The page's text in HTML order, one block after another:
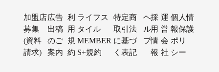
加盟店
募集
(資料
請求)
広告
出稿
のご
案内
利
用
規
約
ライフス
タイル
MEMBER
S+規約
特定商
取引法
に基づ
く表記
ヘ
ル
プ
採
用
情
報
運
営
会
社
個人情
報保護
ポリ
シー